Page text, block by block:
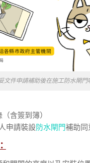
文件申請補助後在施工防水閘門
含簽到簿）
申請裝設防水閘門補助同